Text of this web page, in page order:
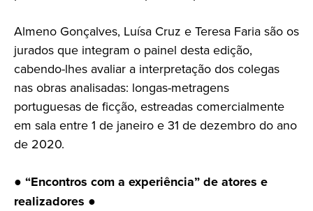
Almeno Gonçalves, Luísa Cruz e Teresa Faria são os
jurados que integram o painel desta edição,
cabendo-lhes avaliar a interpretação dos colegas
nas obras analisadas: longas-metragens
portuguesas de ficção, estreadas comercialmente
em sala entre 1 de janeiro e 31 de dezembro do ano
de 2020.
● “Encontros com a experiência” de atores e
realizadores ●